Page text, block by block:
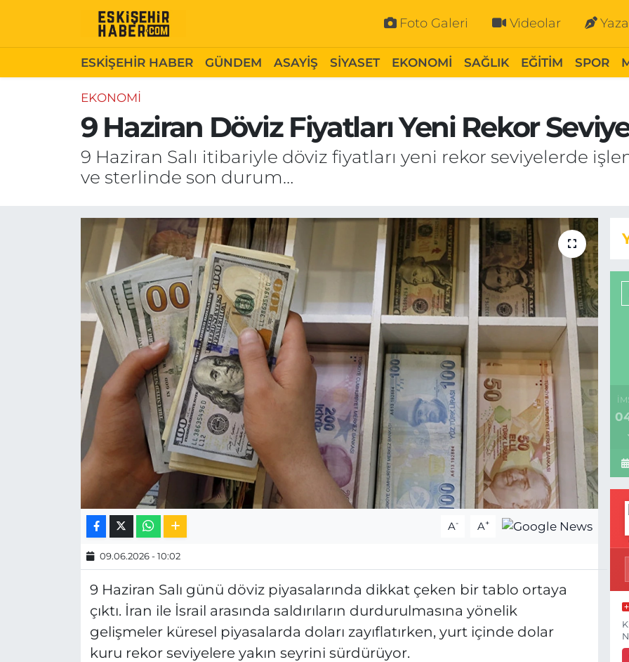
Foto Galeri Videolar
ESKİŞEHİR HABER GÜNDEM ASAYİŞ SİYASET EKONOMİ SAĞLIK EĞİTİM SPOR
EKONOMİ
9 Haziran Döviz Fiyatları Yeni Rekor
9 Haziran Salı itibariyle döviz fiyatları yeni rekor seviyelerde
ve sterlinde son durum…
A- A+
09.06.2026 - 10:02
9 Haziran Salı günü döviz piyasalarında dikkat çeken bir tablo ortaya
çıktı. İran ile İsrail arasında saldırıların durdurulmasına yönelik
gelişmeler küresel piyasalarda doları zayıflatırken, yurt içinde dolar
kuru rekor seviyelere yakın seyrini sürdürüyor.
ESKİŞEHİR HABER
ASAYİŞ
SİYASET
EĞİTİM
MAGAZİN
ESKİŞEHİRSPOR
Gizlilik Politikası
İletişim
Künye
Odunpazarı Hava Durumu
Odunpazarı Trafik Yoğunluk Haritası
Süper Lig Puan Durumu ve Fikstür
Tüm Manşetler
Haber Arşivi